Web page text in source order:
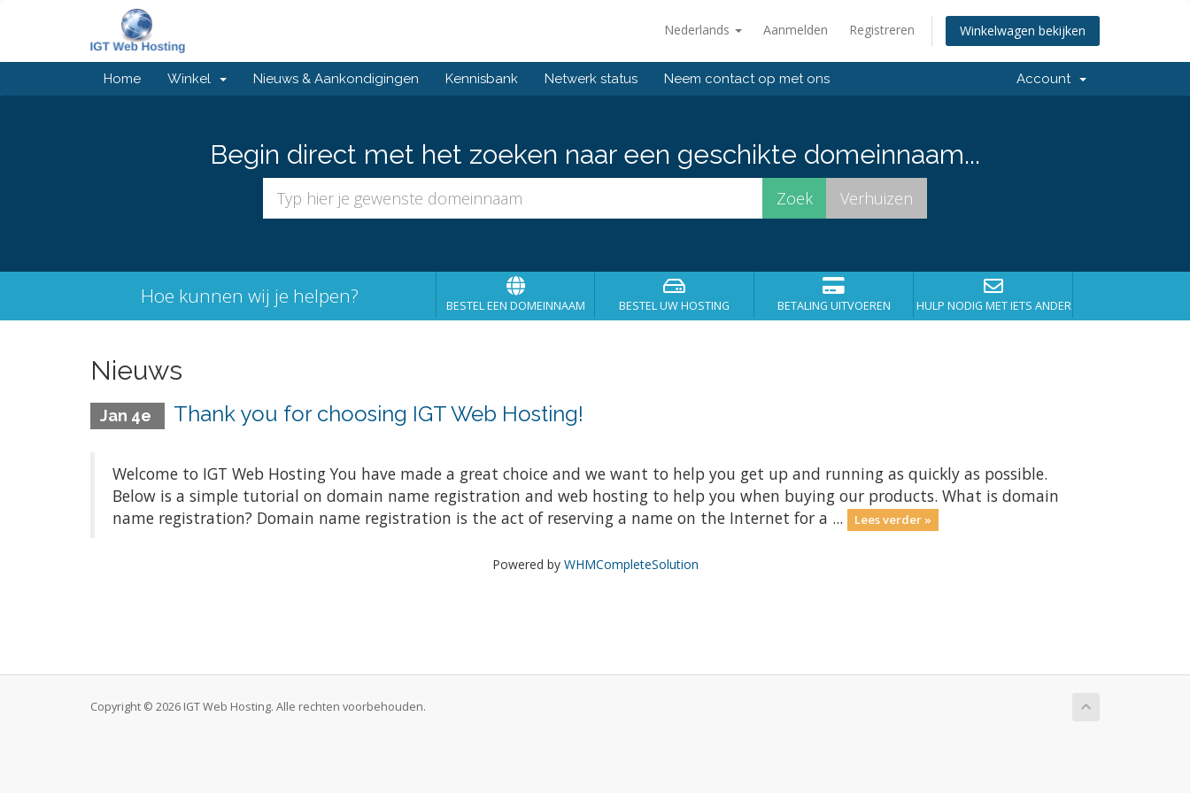
Nederlands Aanmelden Registreren Winkelwagen bekijken
Home Winkel Nieuws & Aankondigingen Kennisbank Netwerk status Neem contact op met ons Account
Begin direct met het zoeken naar een geschikte domeinnaam...
Hoe kunnen wij je helpen? BESTEL EEN DOMEINNAAM BESTEL UW HOSTING BETALING UITVOEREN HULP NODIG MET IETS ANDERS?
Nieuws
Jan 4e Thank you for choosing IGT Web Hosting!
Welcome to IGT Web Hosting You have made a great choice and we want to help you get up and running as quickly as possible.
Below is a simple tutorial on domain name registration and web hosting to help you when buying our products. What is domain
name registration? Domain name registration is the act of reserving a name on the Internet for a ...
Lees verder »
Powered by WHMCompleteSolution
Copyright © 2026 IGT Web Hosting. Alle rechten voorbehouden.